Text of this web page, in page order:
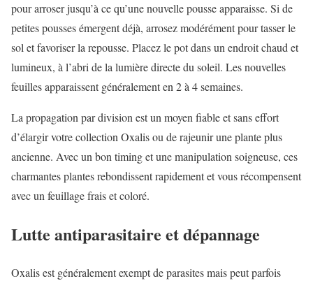
pour arroser jusqu’à ce qu’une nouvelle pousse apparaisse. Si de
petites pousses émergent déjà, arrosez modérément pour tasser le
sol et favoriser la repousse. Placez le pot dans un endroit chaud et
lumineux, à l’abri de la lumière directe du soleil. Les nouvelles
feuilles apparaissent généralement en 2 à 4 semaines.
La propagation par division est un moyen fiable et sans effort
d’élargir votre collection Oxalis ou de rajeunir une plante plus
ancienne. Avec un bon timing et une manipulation soigneuse, ces
charmantes plantes rebondissent rapidement et vous récompensent
avec un feuillage frais et coloré.
Lutte antiparasitaire et dépannage
Oxalis est généralement exempt de parasites mais peut parfois